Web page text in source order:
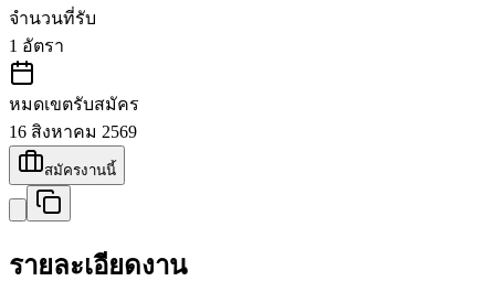
จำนวนที่รับ
1 อัตรา
หมดเขตรับสมัคร
16 สิงหาคม 2569
สมัครงานนี้
รายละเอียดงาน